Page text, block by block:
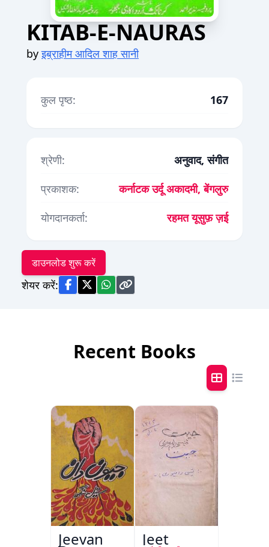
KITAB-E-NAURAS
byइब्राहीम आदिल शाह सानी
कुल पृष्ठ: 167
श्रेणी:
अनुवाद, संगीत
प्रकाशक:
कर्नाटक उर्दू अकादमी, बेंगलुरु
योगदानकर्ता:
रहमत यूसुफ़ ज़ई
डाउनलोड शुरू करें
शेयर करें:
Recent Books
Jeevan Jeet